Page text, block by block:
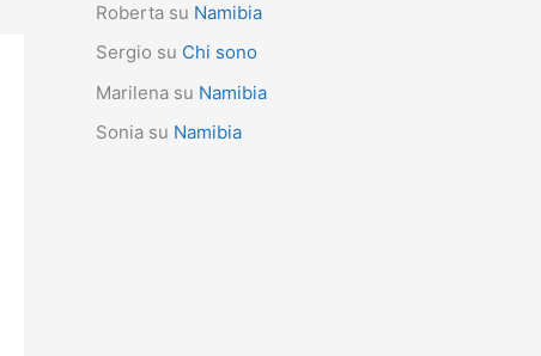
Roberta su Namibia
Sergio su Chi sono
Marilena su Namibia
Sonia su Namibia